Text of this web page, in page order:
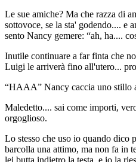
Le sue amiche? Ma che razza di
sottovoce, se la sta' godendo.... e
sento Nancy gemere: “ah, ha....
Inutile continuare a far finta che
Luigi le arriverà fino all'utero...
“HAAA” Nancy caccia uno stillo
Maledetto.... sai come importi,
orgoglioso.
Lo stesso che uso io quando dico
barcolla una attimo, ma non fa in